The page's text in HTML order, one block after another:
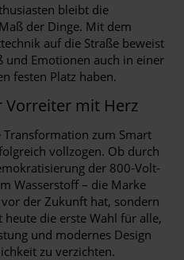
bleibt die
der Dinge. Mit dem
auf die Straße beweist
und Emotionen auch in einer
festen Platz haben.
Vorreiter mit Herz
zum Smart
vollzogen. Ob durch
der 800-Volt-
Wasserstoff – die Marke
der Zukunft hat, sondern
die erste Wahl für alle,
und modernes Design
zu verzichten.